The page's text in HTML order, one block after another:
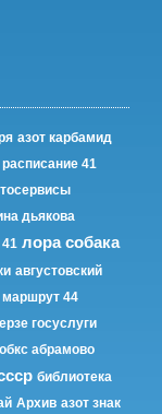
азот карбамид
41
дьякова
41 лора собака
августовский
маршрут 44
госуслуги
абрамово
библиотека
Архив азот знак